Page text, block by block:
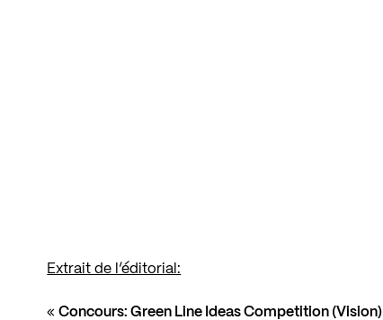
Extrait de l’éditorial:
«Concours: Green Line Ideas Competition (Vision)